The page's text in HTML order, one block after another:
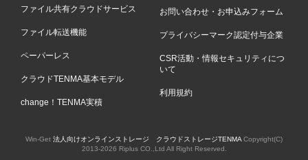
ファイル共有クラウドサービス
ファイル転送機能
ペーパーレス
クラウドTENMA基本モデル
change！TENMA実積
お問い合わせ・お申込みフォーム
プライバシーマーク認定付与企業
CSR活動・情報セキュリティにつ
いて
利用規約
Win-Get 法人向けオンラインストレージ クラウドストレージTENMA Copyright(C)
2013-2026 Riplus CO.,Ltd All Right Reserved.